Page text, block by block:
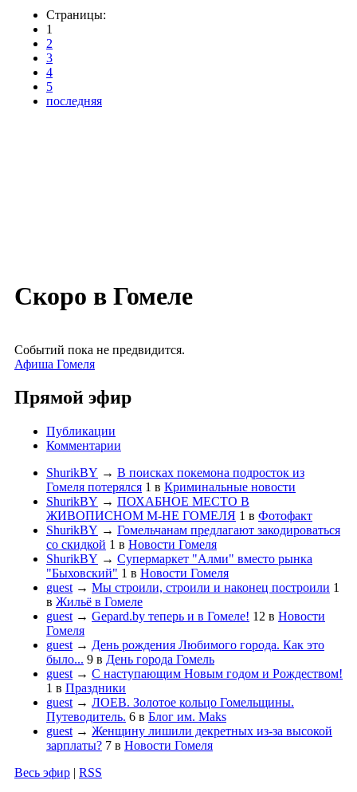
Страницы:
1
2
3
4
5
последняя
Скоро в Гомеле
Событий пока не предвидится.
Афиша Гомеля
Прямой эфир
Публикации
Комментарии
ShurikBY → В поисках покемона подросток из
Гомеля потерялся 1 в Криминальные новости
ShurikBY → ПОХАБНОЕ МЕСТО В
ЖИВОПИСНОМ М-НЕ ГОМЕЛЯ 1 в Фотофакт
ShurikBY → Гомельчанам предлагают закодироваться
со скидкой 1 в Новости Гомеля
ShurikBY → Супермаркет "Алми" вместо рынка
"Быховский" 1 в Новости Гомеля
guest → Мы строили, строили и наконец построили 1
в Жильё в Гомеле
guest → Gepard.by теперь и в Гомеле! 12 в Новости
Гомеля
guest → День рождения Любимого города. Как это
было... 9 в День города Гомель
guest → С наступающим Новым годом и Рождеством!
1 в Праздники
guest → ЛОЕВ. Золотое кольцо Гомельщины.
Путеводитель. 6 в Блог им. Maks
guest → Женщину лишили декретных из-за высокой
зарплаты? 7 в Новости Гомеля
Весь эфир | RSS